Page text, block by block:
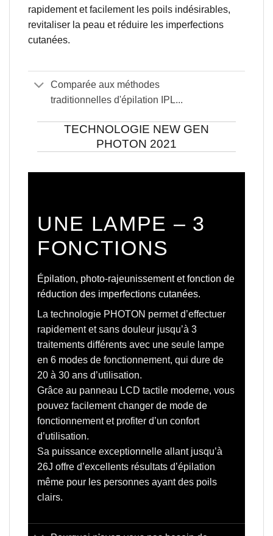
rapidement et facilement les poils indésirables,
revitaliser la peau et réduire les imperfections
cutanées.
Comparée aux méthodes
traditionnelles d'épilation IPL...
TECHNOLOGIE NEW GEN
PHOTON 2021
UNE LAMPE – 3
FONCTIONS
Épilation, photo-rajeunissement et fonction de
réduction des imperfections cutanées.
La technologie PHOTON permet d’effectuer
rapidement et sans douleur jusqu’à 3
traitements différents avec une seule lampe
en 6 modes de fonctionnement, qui dure de
20 à 30 ans d’utilisation.
Grâce au panneau LCD tactile moderne, vous
pouvez facilement changer de mode de
fonctionnement et profiter d’un confort
d’utilisation.
Sa puissance exceptionnelle allant jusqu’à
26J offre d’excellents résultats d’épilation
même pour les personnes ayant des poils
clairs.